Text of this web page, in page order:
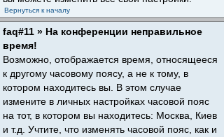
Вернуться к началу
faq#11 » На конференции неправильное
время!
Возможно, отображается время, относящееся
к другому часовому поясу, а не к тому, в
котором находитесь вы. В этом случае
измените в личных настройках часовой пояс
на тот, в котором вы находитесь: Москва, Киев
и т.д. Учтите, что изменять часовой пояс, как и